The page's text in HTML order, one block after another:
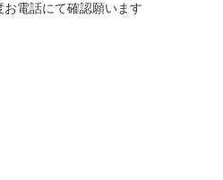
電話にて確認願います